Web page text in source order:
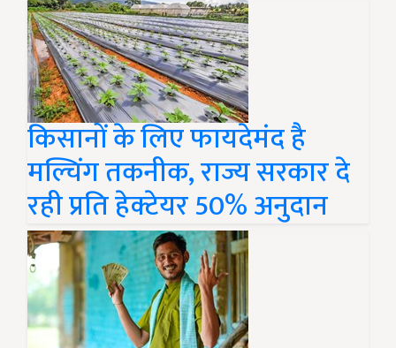
किसानों के लिए फायदेमंद है
मल्चिंग तकनीक, राज्य सरकार दे
रही प्रति हेक्टेयर 50% अनुदान